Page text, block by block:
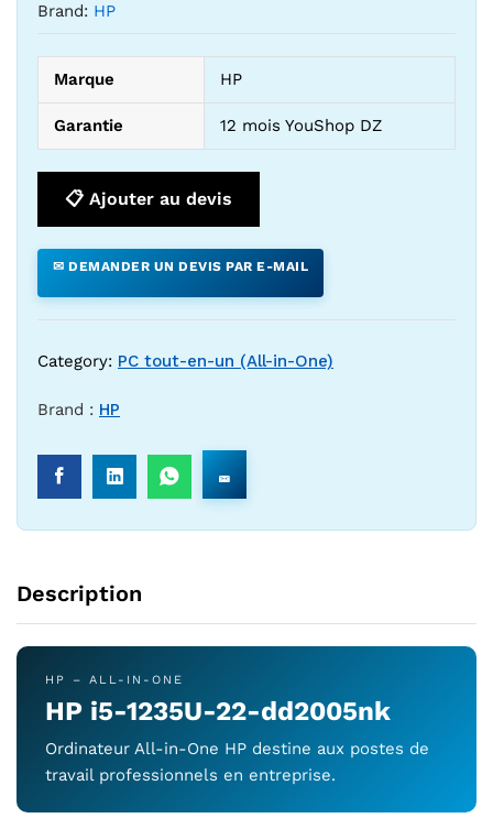
Brand: HP
Marque HP
Garantie 12 mois YouShop DZ
📋 Ajouter au devis
✉ DEMANDER UN DEVIS PAR E-MAIL
Category: PC tout-en-un (All-in-One)
Brand : HP
Description
HP – ALL-IN-ONE
HP i5-1235U-22-dd2005nk
Ordinateur All-in-One HP destine aux postes de
travail professionnels en entreprise.